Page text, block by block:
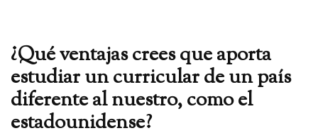
¿Qué ventajas crees que aporta
estudiar un curricular de un país
diferente al nuestro, como el
estadounidense?